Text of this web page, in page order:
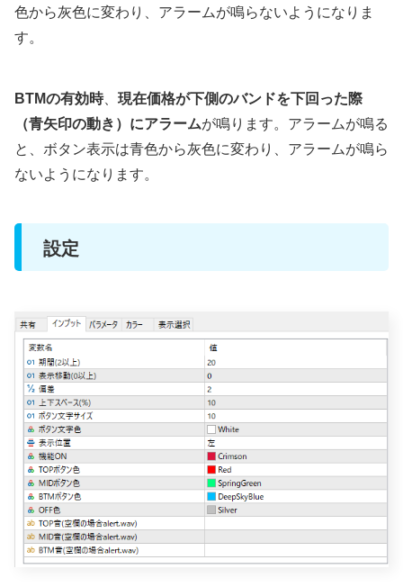
色から灰色に変わり、アラームが鳴らないようになりま
す。
BTMの有効時、 現在価格が下側のバンドを下回った際
（青矢印の動き）にアラームが鳴ります。アラームが鳴る
と、ボタン表示は青色から灰色に変わり、アラームが鳴ら
ないようになります。
設定